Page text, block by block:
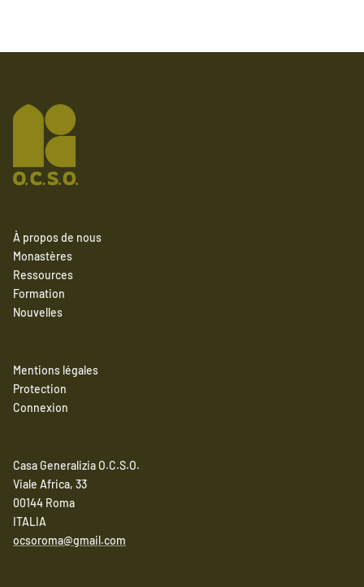
À propos de nous
Monastères
Ressources
Formation
Nouvelles
Mentions légales
Protection
Connexion
Casa Generalizia O.C.S.O.
Viale Africa, 33
00144 Roma
ITALIA
ocsoroma@gmail.com